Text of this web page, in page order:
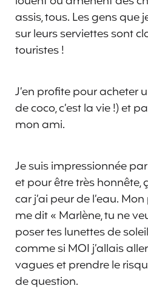
assis, tous. Les gens que
sur leurs serviettes sont
touristes !
J’en profite pour acheter
de coco, c’est la vie !) et
mon ami.
Je suis impressionnée
et pour être très honnête,
car j’ai peur de l’eau.
me dit « Marlène, tu ne
poser tes lunettes de
comme si MOI j’allais
vagues et prendre le
de question.